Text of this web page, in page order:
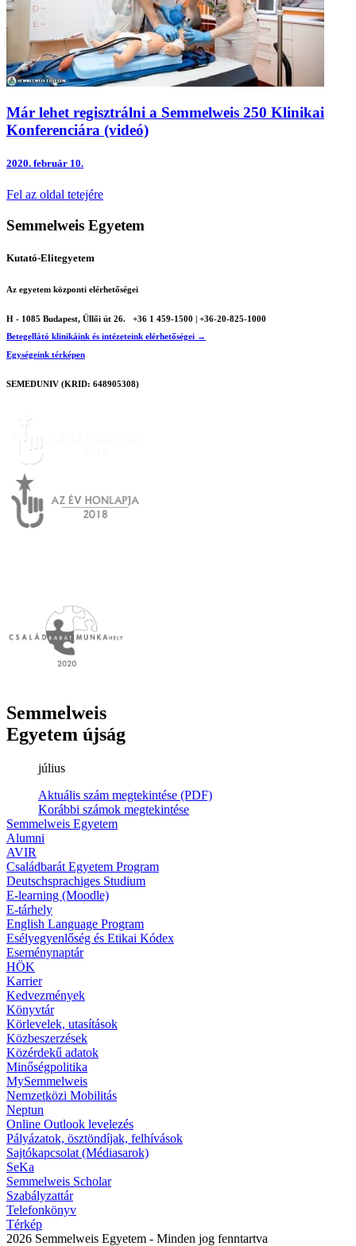
Már lehet regisztrálni a Semmelweis 250 Klinikai
Konferenciára (videó)
2020. február 10.
Fel az oldal tetejére
Semmelweis Egyetem
Kutató-Elitegyetem
Az egyetem központi elérhetőségei
H - 1085 Budapest, Üllői út 26.
+36 1 459-1500 | +36-20-825-1000
Betegellátó klinikáink és intézeteink elérhetőségei →
Egységeink térképen
SEMEDUNIV (KRID: 648905308)
Semmelweis
Egyetem újság
július
Aktuális szám megtekintése (PDF)
Korábbi számok megtekintése
Semmelweis Egyetem
Alumni
AVIR
Családbarát Egyetem Program
Deutschsprachiges Studium
E-learning (Moodle)
E-tárhely
English Language Program
Esélyegyenlőség és Etikai Kódex
Eseménynaptár
HÖK
Karrier
Kedvezmények
Könyvtár
Körlevelek, utasítások
Közbeszerzések
Közérdekű adatok
Minőségpolitika
MySemmelweis
Nemzetközi Mobilitás
Neptun
Online Outlook levelezés
Pályázatok, ösztöndíjak, felhívások
Sajtókapcsolat (Médiasarok)
SeKa
Semmelweis Scholar
Szabályzattár
Telefonkönyv
Térkép
2026 Semmelweis Egyetem - Minden jog fenntartva